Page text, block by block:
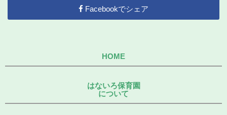
Facebookでシェア
HOME
はないろ保育園
について